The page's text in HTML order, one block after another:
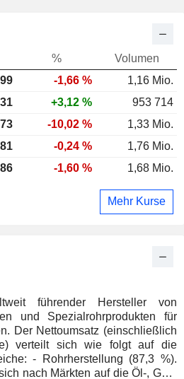
führender Hersteller von
und Spezialrohrprodukten für
Der Nettoumsatz (einschließlich
verteilt sich wie folgt auf die
%).
nach Märkten auf die Öl-, Gas-
%
Volumen
-1,66 %
1,16 Mio.
+3,12 %
953 714
-10,02 %
1,33 Mio.
-0,24 %
1,76 Mio.
-1,60 % 1,68 Mio.
Mehr Kurse